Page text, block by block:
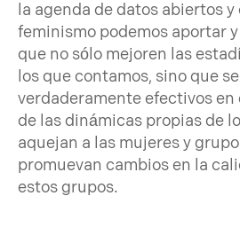
la agenda de datos abiertos y
feminismo podemos aportar
que no sólo mejoren las
los que contamos, sino que
verdaderamente efectivos
de las dinámicas propias de
aquejan a las mujeres y
promuevan cambios en la
estos grupos.